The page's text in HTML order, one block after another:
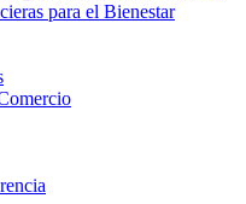
para el Bienestar